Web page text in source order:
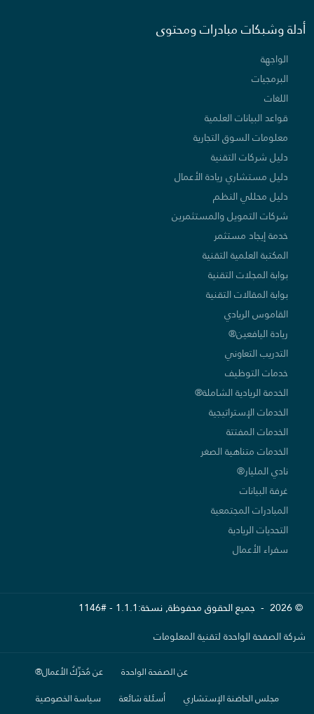
أدلة وشبكات مبادرات ومحتوى
الواجهة
البرمجيات
اللغات
قواعد البيانات العلمية
معلومات السوق التجارية
دليل شركات التقنية
دليل مستشاري ريادة الأعمال
دليل محللي النظم
شركات التمويل والمستثمرين
خدمة إيجاد مستثمر
المكتبة العلمية التقنية
بوابة المجلات التقنية
بوابة المقالات التقنية
القاموس الريادي
ريادة اليافعين®
التدريب التعاوني
خدمات التوظيف
الخدمة الريادية الشاملة®
الخدمات الإستراتيجية
الخدمات المفتتة
الخدمات متناهية الصغر
نادي المليار®
غرفة البيانات
المبادرات المجتمعية
التحديات الريادية
سفراء الأعمال
© 2026 - جميع الحقوق محفوظة, نسخة:1.1.1 - #1146
شركة الصفحة الواحدة لتقنية المعلومات
عن الصفحة الواحدة
عن مُحَرِّكُ الأعمال®
مجلس الحاضنة الإستشاري
أسئلة شائعة سياسة الخصوصية